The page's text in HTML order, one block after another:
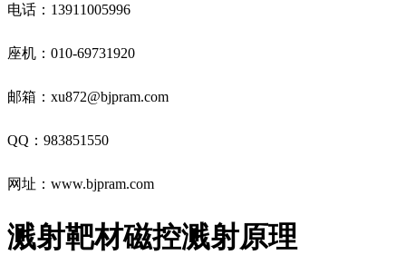
电话：13911005996
座机：010-69731920
邮箱：xu872@bjpram.com
QQ：983851550
网址 ： www.bjpram.com
溅射靶材磁控溅射原理